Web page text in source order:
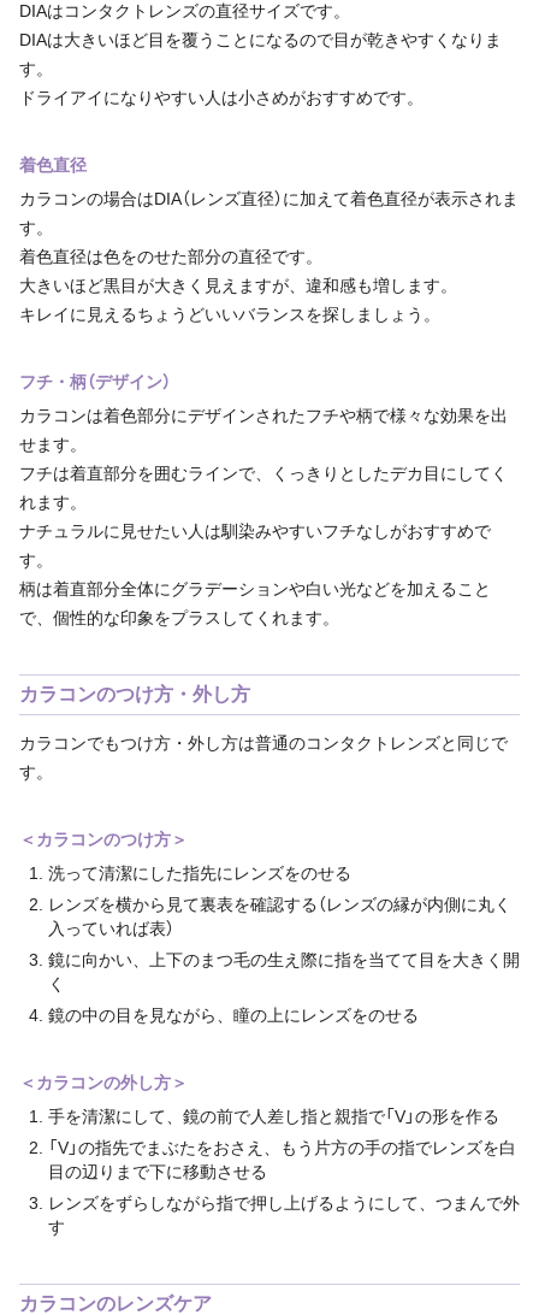
DIAはコンタクトレンズの直径サイズです。
DIAは大きいほど目を覆うことになるので目が乾きやすくなりま
す。
ドライアイになりやすい人は小さめがおすすめです。
着色直径
カラコンの場合はDIA（レンズ直径）に加えて着色直径が表示されま
す。
着色直径は色をのせた部分の直径です。
大きいほど黒目が大きく見えますが、違和感も増します。
キレイに見えるちょうどいいバランスを探しましょう。
フチ・柄（デザイン）
カラコンは着色部分にデザインされたフチや柄で様々な効果を出
せます。
フチは着直部分を囲むラインで、くっきりとしたデカ目にしてく
れます。
ナチュラルに見せたい人は馴染みやすいフチなしがおすすめで
す。
柄は着直部分全体にグラデーションや白い光などを加えること
で、個性的な印象をプラスしてくれます。
カラコンのつけ方・外し方
カラコンでもつけ方・外し方は普通のコンタクトレンズと同じで
す。
＜カラコンのつけ方＞
洗って清潔にした指先にレンズをのせる
レンズを横から見て裏表を確認する（レンズの縁が内側に丸く
入っていれば表）
鏡に向かい、上下のまつ毛の生え際に指を当てて目を大きく開
く
鏡の中の目を見ながら、瞳の上にレンズをのせる
＜カラコンの外し方＞
手を清潔にして、鏡の前で人差し指と親指で「V」の形を作る
「V」の指先でまぶたをおさえ、もう片方の手の指でレンズを白
目の辺りまで下に移動させる
レンズをずらしながら指で押し上げるようにして、つまんで外
す
カラコンのレンズケア